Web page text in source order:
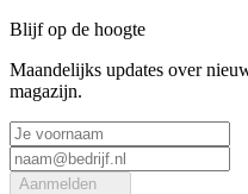
Blijf op de hoogte
Maandelijks updates over
magazijn.
Aanmelden